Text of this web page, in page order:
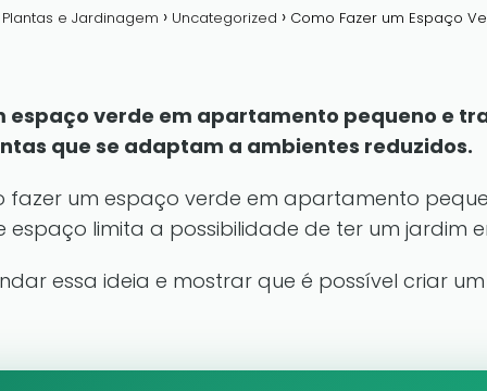
e Jardinagem Uncategorized Como Fazer um Espaço
espaço verde em apartamento pequeno e
que se adaptam a ambientes reduzidos.
fazer um espaço verde em apartamento
limita a possibilidade de ter um jardim
essa ideia e mostrar que é possível criar